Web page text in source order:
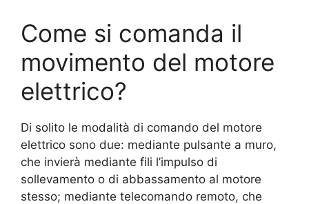
Come si comanda il
movimento del motore
elettrico?
Di solito le modalità di comando del motore
elettrico sono due: mediante pulsante a muro,
che invierà mediante fili l’impulso di
sollevamento o di abbassamento al motore
stesso; mediante telecomando remoto, che